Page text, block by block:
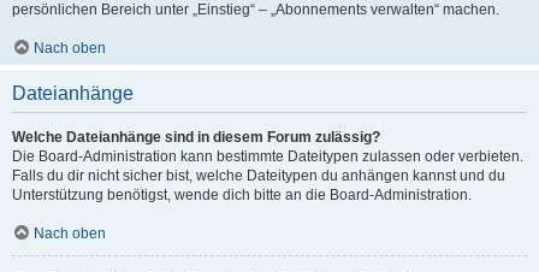
persönlichen Bereich unter „Einstieg“ – „Abonnements verwalten“ machen.
Nach oben
Dateianhänge
Welche Dateianhänge sind in diesem Forum zulässig?
Die Board-Administration kann bestimmte Dateitypen zulassen oder verbieten.
Falls du dir nicht sicher bist, welche Dateitypen du anhängen kannst und du
Unterstützung benötigst, wende dich bitte an die Board-Administration.
Nach oben